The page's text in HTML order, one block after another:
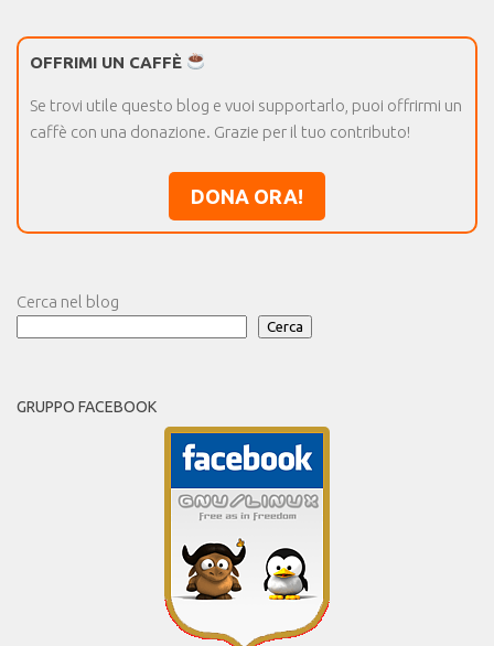
OFFRIMI UN CAFFÈ
Se trovi utile questo blog e vuoi supportarlo, puoi offrirmi un
caffè con una donazione. Grazie per il tuo contributo!
DONA ORA!
Cerca nel blog
Cerca
GRUPPO FACEBOOK